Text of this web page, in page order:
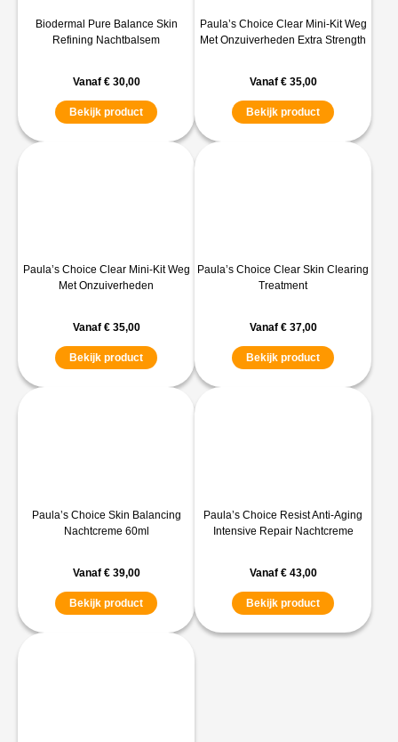
Biodermal Pure Balance Skin
Refining Nachtbalsem
Vanaf €30,00
Bekijk product
Paula’s Choice Clear Mini-Kit Weg
Met Onzuiverheden Extra Strength
Vanaf €35,00
Bekijk product
Paula’s Choice Clear Mini-Kit Weg
Met Onzuiverheden
Vanaf €35,00
Bekijk product
Paula’s Choice Clear Skin Clearing
Treatment
Vanaf €37,00
Bekijk product
Paula’s Choice Skin Balancing
Nachtcreme 60ml
Vanaf €39,00
Bekijk product
Paula’s Choice Resist Anti-Aging
Intensive Repair Nachtcreme
Vanaf €43,00
Bekijk product